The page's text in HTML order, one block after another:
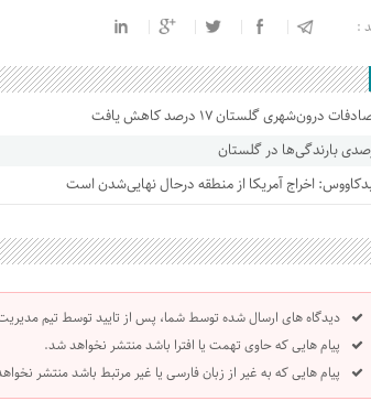
:
درون‌شهری گلستان ۱۷ درصد کاهش یافت
اخراج آمریکا از منطقه درحال نهایی‌شدن است
دیدگاه های ارسال شده توسط شما، پس از تایید توسط تیم
پیام هایی که حاوی تهمت یا افترا باشد منتشر نخواهد شد.
پیام هایی که به غیر از زبان فارسی یا غیر مرتبط باشد منتشر